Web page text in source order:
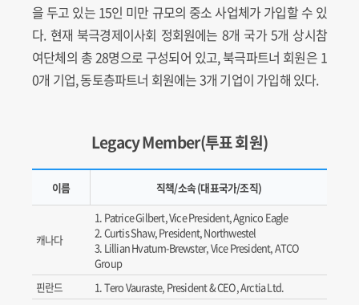
을 두고 있는 15인 미만 규모의 중소 사업체가 가입할 수 있
다. 현재 북극경제이사회 정회원에는 8개 국가 5개 상시참
여단체의 총 28명으로 구성되어 있고, 북극파트너 회원은 1
0개 기업, 동토층파트너 회원에는 3개 기업이 가입해 있다.
Legacy Member(투표 회원)
이름 직책/소속 (대표국가/조직)
캐나다
Patrice Gilbert, Vice President, Agnico Eagle
Curtis Shaw, President, Northwestel
Lillian Hvatum-Brewster, Vice President, ATCO
Group
핀란드
Tero Vauraste, President & CEO, Arctia Ltd.